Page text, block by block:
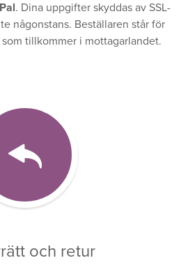
. Dina uppgifter skyddas av SSL-
någonstans. Beställaren står för
tillkommer i mottagarlandet.
och retur